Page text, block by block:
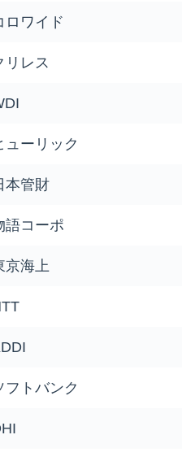
ロワイド
リレス
ューリック
本管財
語コーポ
京海上
フトバンク